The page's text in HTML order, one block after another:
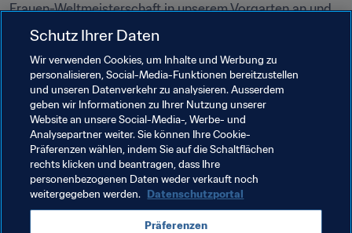
Frauen-Weltmeisterschaft in unserem Vorgarten an und
es gibt den echten Willen, mehr Trainerinnen im Fussball
wichtige Führungskräfte zu entwickeln, die dann die
nächste Generation von Frauen ausbilden, betreuen und
inspirieren können, ebenfalls Trainerinnen zu werden."
Verwandte Themen
FIFA Frauen-Weltmeisterschaft Australien &
Neuseeland 2023™
Schutz Ihrer Daten
Wir verwenden Cookies, um Inhalte und Werbung zu
personalisieren, Social-Media-Funktionen bereitzustellen
und unseren Datenverkehr zu analysieren. Ausserdem
geben wir Informationen zu Ihrer Nutzung unserer
Website an unsere Social-Media-, Werbe- und
Analysepartner weiter. Sie können Ihre Cookie-
Präferenzen wählen, indem Sie auf die Schaltflächen
rechts klicken und beantragen, dass Ihre
personenbezogenen Daten weder verkauft noch
weitergegeben werden. Datenschutzportal
Präferenzen